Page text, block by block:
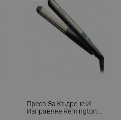
Преса За Къдрене И
Изправяне Remington